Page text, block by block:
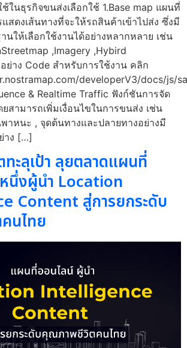
ในธุรกิจขนส่งเลือกใช้ 1.Base map แผนที่
สดงเส้นทางที่จะให้รถสินค้าเข้าไปส่ง ซึ่งมี
นให้เลือกใช้งานได้อย่างหลากหลาย เช่น
,Imagery ,Hybird
ย่าง Code สำหรับการใช้งาน คลิก
developerV3/docs/js/
& Realtime Traffic ฟังก์ชันการจัด
สามารถเพิ่มเงื่อนไขในการขนส่ง เช่น
พาหนะ , จุดต้นทางและปลายทางอย่างมี
าง […]
ทะลุเป้า ลุยตลาดแผนที่
นึ่งผู้นำ Location
Content สู่การยกระดับ
นไทย